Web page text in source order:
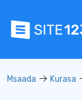
Msaada Kurasa